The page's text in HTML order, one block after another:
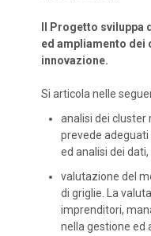
Il Progetto sviluppa
ed ampliamento
innovazione.
Si articola nelle
analisi dei cluster
prevede
ed analisi dei dati,
valutazione del
di griglie. La
imprenditori,
nella gestione ed